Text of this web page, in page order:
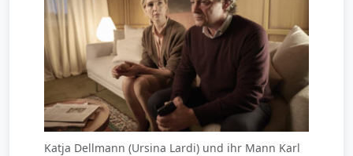
Katja Dellmann (Ursina Lardi) und ihr Mann Karl